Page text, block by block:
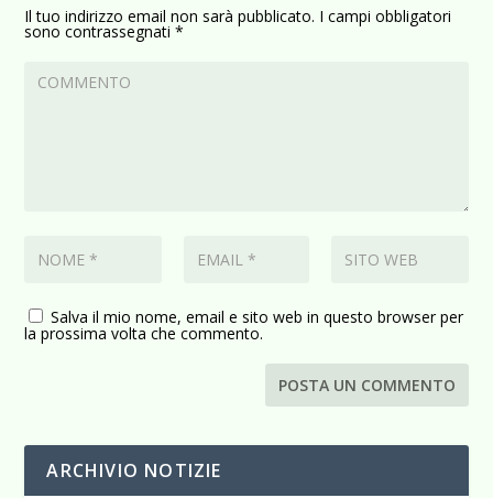
Il tuo indirizzo email non sarà pubblicato. I campi obbligatori
sono contrassegnati*
Salva il mio nome, email e sito web in questo browser per
la prossima volta che commento.
ARCHIVIO NOTIZIE